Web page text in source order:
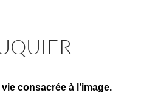
vie consacrée à l’image.